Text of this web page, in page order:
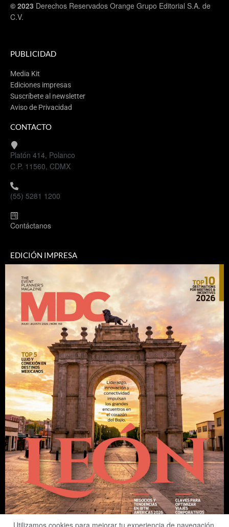
© 2023 Derechos Reservados Orange Grupo Editorial S.A. de
C.V.
PUBLICIDAD
Media Kit
Ediciones impresas
Suscríbete al newsletter
Aviso de Privacidad
CONTACTO
Platón 414, Polanco
C.P. 11560, CDMX
(55) 5281 1200
Contáctanos
EDICIÓN IMPRESA
Utilizamos cookies para mejorar tu experiencia de navegación.